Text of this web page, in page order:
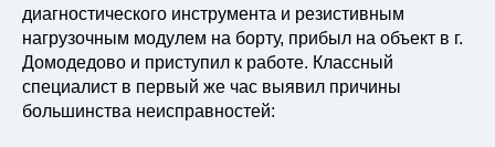
диагностического инструмента и резистивным
нагрузочным модулем на борту, прибыл на объект в г.
Домодедово и приступил к работе. Классный
специалист в первый же час выявил причины
большинства неисправностей: